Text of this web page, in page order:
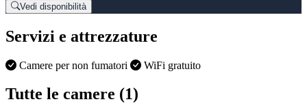
Vedi disponibilità
Servizi e attrezzature
Camere per non fumatori WiFi gratuito
Tutte le camere (1)